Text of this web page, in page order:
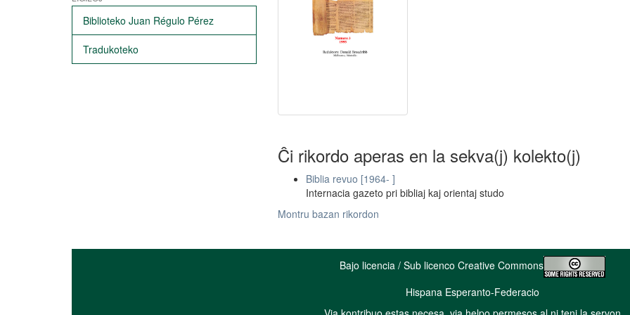
Biblioteko Juan Régulo Pérez
Tradukoteko
Ĉi rikordo aperas en la sekva(j) kolekto(j)
Biblia revuo [1964- ]
Internacia gazeto pri bibliaj kaj orientaj studo
Montru bazan rikordon
Bajo licencia / Sub licenco Creative Commons
Hispana Esperanto-Federacio